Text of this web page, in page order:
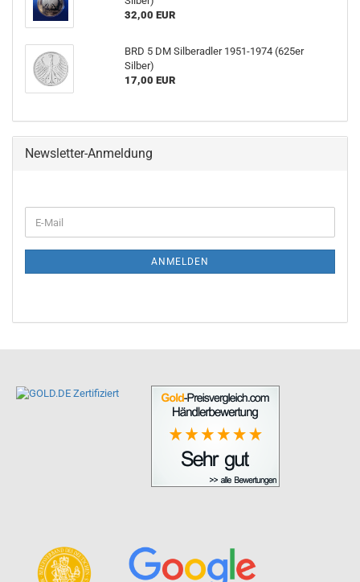
32,00 EUR
BRD 5 DM Silberadler 1951-1974 (625er
Silber)
17,00 EUR
Newsletter-Anmeldung
ANMELDEN